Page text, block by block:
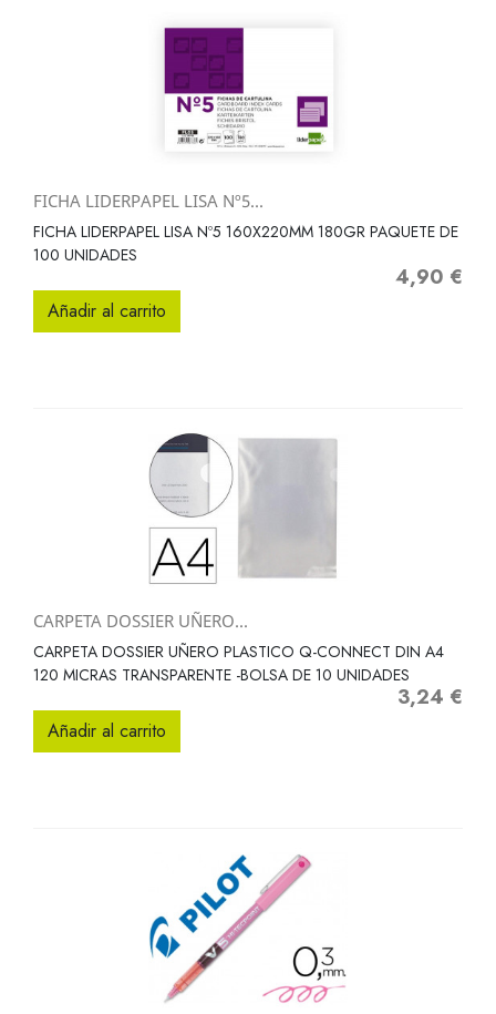
FICHA LIDERPAPEL LISA Nº5...
FICHA LIDERPAPEL LISA Nº5 160X220MM 180GR PAQUETE DE
100 UNIDADES
Precio
4,90 €
Añadir al carrito
CARPETA DOSSIER UÑERO...
CARPETA DOSSIER UÑERO PLASTICO Q-CONNECT DIN A4
120 MICRAS TRANSPARENTE -BOLSA DE 10 UNIDADES
Precio
3,24 €
Añadir al carrito